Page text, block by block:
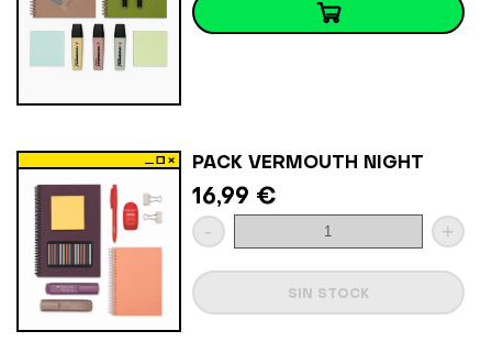
PACK VERMOUTH NIGHT
16,99 €
- +
SIN STOCK